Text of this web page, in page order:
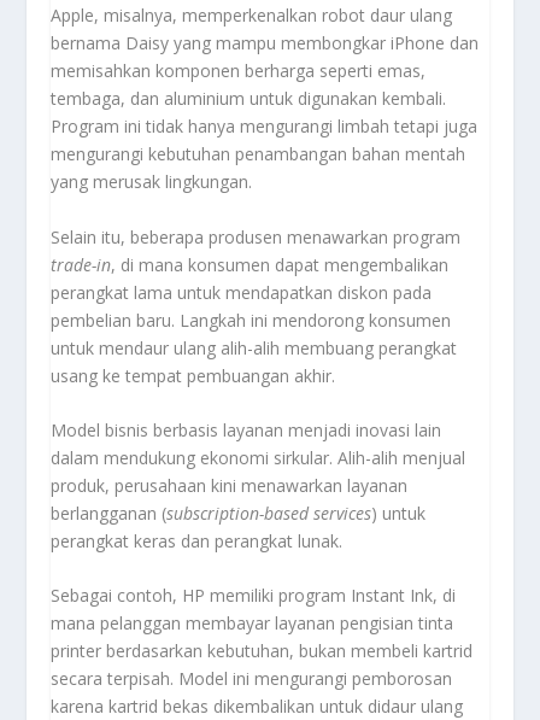
Apple, misalnya, memperkenalkan robot daur ulang
bernama Daisy yang mampu membongkar iPhone dan
memisahkan komponen berharga seperti emas,
tembaga, dan aluminium untuk digunakan kembali.
Program ini tidak hanya mengurangi limbah tetapi juga
mengurangi kebutuhan penambangan bahan mentah
yang merusak lingkungan.
Selain itu, beberapa produsen menawarkan program
trade-in, di mana konsumen dapat mengembalikan
perangkat lama untuk mendapatkan diskon pada
pembelian baru. Langkah ini mendorong konsumen
untuk mendaur ulang alih-alih membuang perangkat
usang ke tempat pembuangan akhir.
Model bisnis berbasis layanan menjadi inovasi lain
dalam mendukung ekonomi sirkular. Alih-alih menjual
produk, perusahaan kini menawarkan layanan
berlangganan (subscription-based services) untuk
perangkat keras dan perangkat lunak.
Sebagai contoh, HP memiliki program Instant Ink, di
mana pelanggan membayar layanan pengisian tinta
printer berdasarkan kebutuhan, bukan membeli kartrid
secara terpisah. Model ini mengurangi pemborosan
karena kartrid bekas dikembalikan untuk didaur ulang